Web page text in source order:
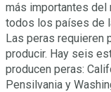
más importantes del
todos los países de
Las peras requieren
producir. Hay seis
producen peras:
Pensilvania y